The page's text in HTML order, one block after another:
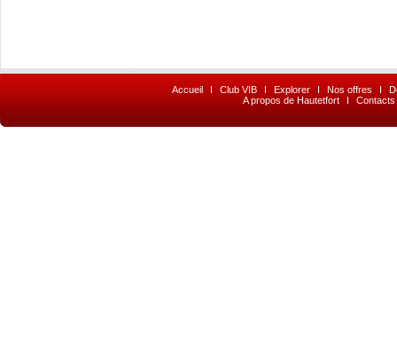
Accueil I Club VIB I Explorer I Nos offres I
A propos de Hautetfort
I Contacts